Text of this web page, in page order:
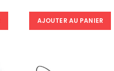
AJOUTER AU PANIER